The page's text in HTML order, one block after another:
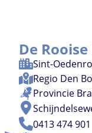
De
Sint-
Regio Den
Provincie
0413 474 901